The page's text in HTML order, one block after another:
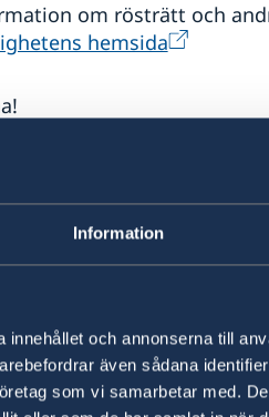
Information
och annonserna till
även sådana
som vi samarbetar med.
om rösträtt och
hemsida
General Election 2022
Swedish general election
2022.
Authority's website
.
General of Sweden in